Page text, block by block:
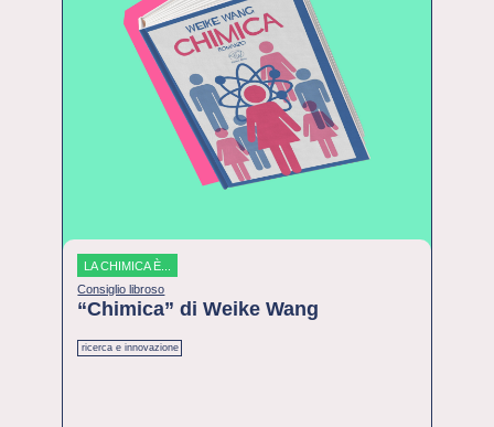
LA CHIMICA È...
Consiglio libroso
“Chimica” di Weike Wang
ricerca e innovazione